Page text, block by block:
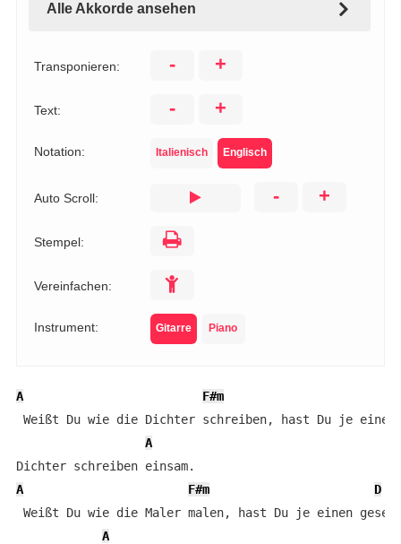
Alle Akkorde ansehen
Transponieren: - +
Text: - +
Notation: Italienisch Englisch
Auto Scroll: - +
Stempel:
Vereinfachen:
Instrument: Gitarre Piano
A
F#m
Weißt Du wie die Dichter schreiben, hast Du je einen
A
A
F#m
D
Weißt Du wie die Maler malen, hast Du je einen
A